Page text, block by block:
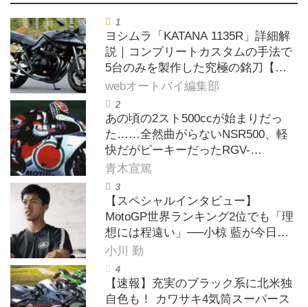
ヨシムラ「KATANA 1135R」詳細解
説｜コンプリートカスタムの手法で
5台のみを製作した究極の銘刀【ヨ
シムラ伝】
webオートバイ編集部
あの頃の2スト500ccが始まりだっ
た……全然曲がらないNSR500、軽
快だがピーキーだったRGV-
Γ500【ノブ青木のA.M.R. (アオキマ
ニアックレーシング) Vol.1】
青木宣篤
【スペシャルインタビュー】
MotoGP世界ランキング2位でも「理
想には程遠い」──小椋 藍が今日も
走り続ける理由
小川 勤
【速報】充実のブラック系に北米独
自色も！ カワサキ4気筒スーパース